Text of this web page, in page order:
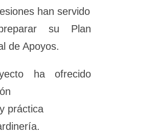
han servido
su Plan
de Apoyos.
ha ofrecido
práctica